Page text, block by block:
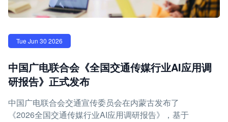
Tue Jun 30 2026
中国广电联合会《全国交通传媒行业AI应用调
研报告》正式发布
中国广电联合会交通宣传委员会在内蒙古发布了
《2026全国交通传媒行业AI应用调研报告》，基于